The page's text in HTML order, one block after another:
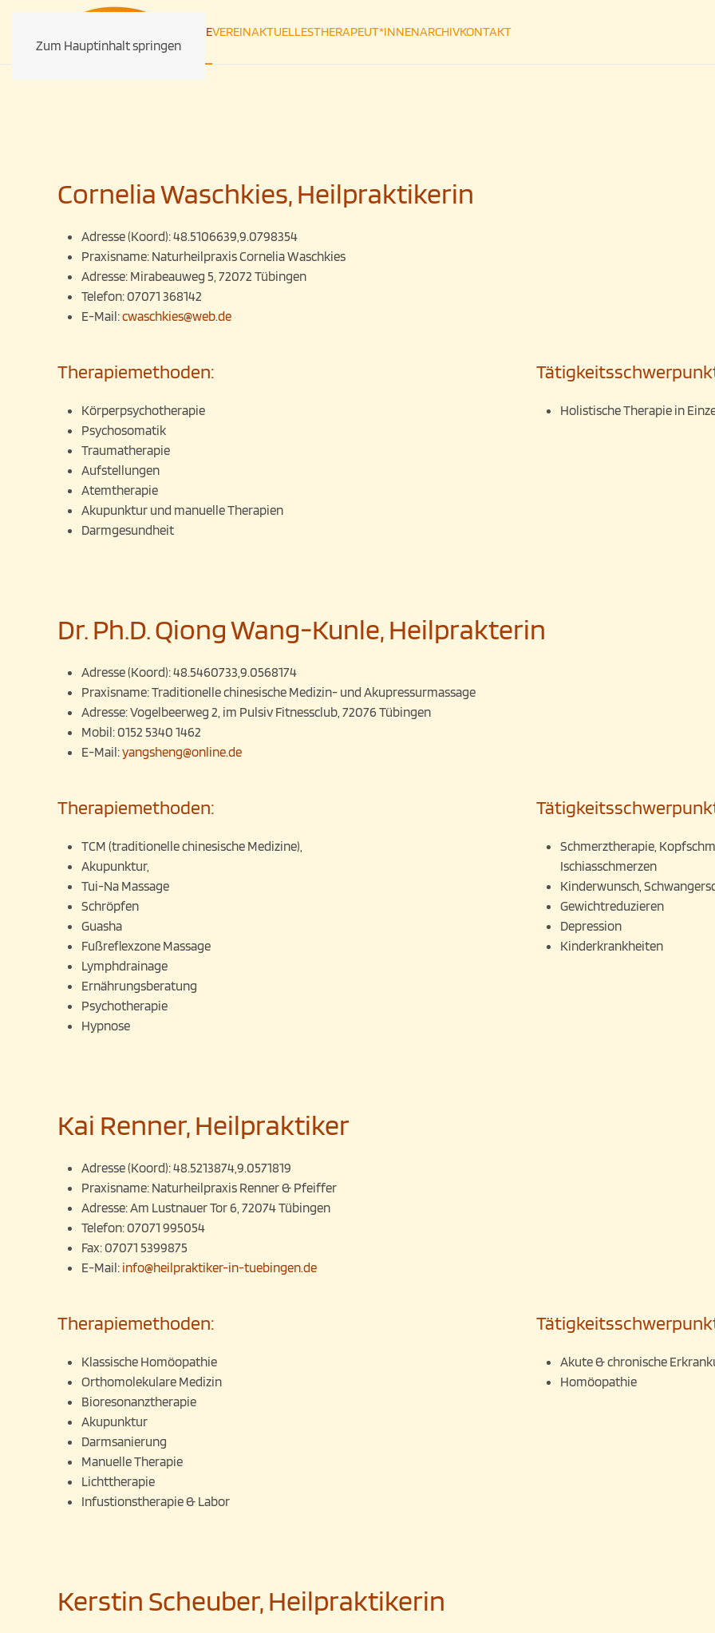
Zum Hauptinhalt springen
HOMEVEREINAKTUELLESTHERAPEUT*INNENARCHIVKONTAKT
Cornelia Waschkies, Heilpraktikerin
Adresse (Koord):48.5106639,9.0798354
Praxisname: Naturheilpraxis Cornelia Waschkies
Adresse: Mirabeauweg 5, 72072 Tübingen
Telefon:07071 368142
E-Mail:cwaschkies@web.de
Therapiemethoden:
Körperpsychotherapie
Psychosomatik
Traumatherapie
Aufstellungen
Atemtherapie
Akupunktur und manuelle Therapien
Darmgesundheit
Holistische Therapie in
Dr. Ph.D. Qiong Wang-Kunle, Heilprakterin
Adresse (Koord):48.5460733,9.0568174
Praxisname:Traditionelle chinesische Medizin- und Akupressurmassage
Adresse:Vogelbeerweg 2, im Pulsiv Fitnessclub, 72076 Tübingen
Mobil:0152 5340 1462
E-Mail:yangsheng@online.de
Therapiemethoden:
TCM (traditionelle chinesische Medizine),
Akupunktur,
Tui-Na Massage
Schröpfen
Guasha
Fußreflexzone Massage
Lymphdrainage
Ernährungsberatung
Psychotherapie
Hypnose
Schmerztherapie,
Ischiasschmerzen
Kinderwunsch,
Gewichtreduzieren
Depression
Kinderkrankheiten
Kai Renner, Heilpraktiker
Adresse (Koord):48.5213874,9.0571819
Praxisname: Naturheilpraxis Renner & Pfeiffer
Adresse:Am Lustnauer Tor 6, 72074 Tübingen
Telefon:07071 995054
Fax:07071 5399875
E-Mail: info@heilpraktiker-in-tuebingen.de
Therapiemethoden:
Klassische Homöopathie
Orthomolekulare Medizin
Bioresonanztherapie
Akupunktur
Darmsanierung
Manuelle Therapie
Lichttherapie
Infustionstherapie & Labor
Akute & chronische
Homöopathie
Kerstin Scheuber, Heilpraktikerin